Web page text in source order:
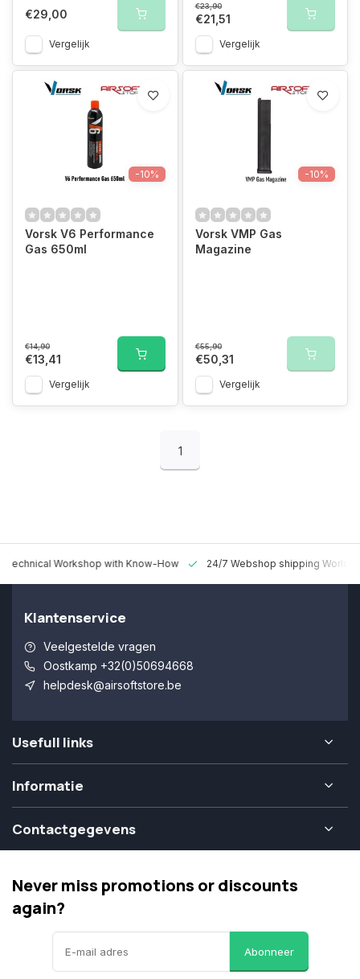
€29,00
Vergelijk
€23,90
€21,51
Vergelijk
-10%
Vorsk V6 Performance
Gas 650ml
€14,90
€13,41
Vergelijk
-10%
Vorsk VMP Gas
Magazine
€55,90
€50,31
Vergelijk
1
Technical Workshop with Know-How 24/7 Webshop shipping
Klantenservice
Veelgestelde vragen
Oostkamp +32(0)50694668
helpdesk@airsoftstore.be
Usefull links
Informatie
Contactgegevens
Never miss promotions or discounts
again?
Abonneer